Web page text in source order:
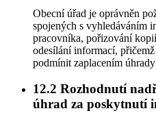
Obecní úřad je oprávněn
spojených s vyhledáváním
pracovníka, pořizování
odesílání informací,
podmínit zaplacením
12.2 Rozhodnutí
úhrad za poskytnutí